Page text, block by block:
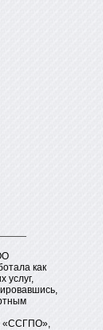
как
услуг,
«ССГПО»,